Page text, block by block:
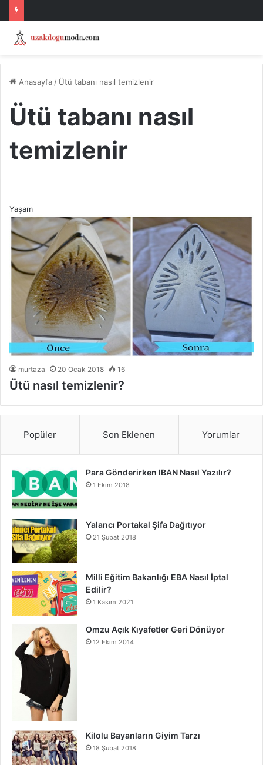
Anasayfa / Ütü tabanı nasıl temizlenir
Ütü tabanı nasıl
temizlenir
Yaşam
murtaza 20 Ocak 2018 16
Ütü nasıl temizlenir?
Popüler Son Eklenen Yorumlar
Para Gönderirken IBAN Nasıl Yazılır?
1 Ekim 2018
Yalancı Portakal Şifa Dağıtıyor
21 Şubat 2018
Milli Eğitim Bakanlığı EBA Nasıl İptal
Edilir?
1 Kasım 2021
Omzu Açık Kıyafetler Geri Dönüyor
12 Ekim 2014
Kilolu Bayanların Giyim Tarzı
18 Şubat 2018